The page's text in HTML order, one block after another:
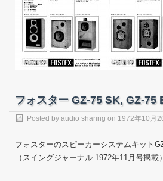
フォスター GZ-75 SK, GZ-75
Posted by audio sharing on 1972年10月
フォスターのスピーカーシステムキット
（スイングジャーナル 1972年11月号掲載）